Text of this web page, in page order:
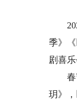
2025
季》
剧喜
春节
玥》